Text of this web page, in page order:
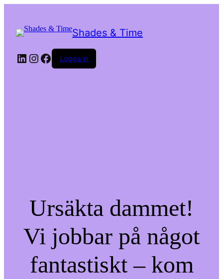
Shades & Time
LinkedIn
Instagram
Facebook
Logga in
Ursäkta dammet!
Vi jobbar på något
fantastiskt – kom